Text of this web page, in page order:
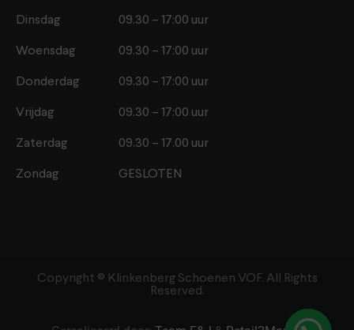
Dinsdag 09.30 – 17:00 uur
Woensdag 09.30 – 17:00 uur
Donderdag 09.30 – 17:00 uur
Vrijdag 09.30 – 17:00 uur
Zaterdag 09.30 – 17.00 uur
Zondag GESLOTEN
Copyright ©️ Klinkenberg Schoenen VOF. All Rights
Reserved.